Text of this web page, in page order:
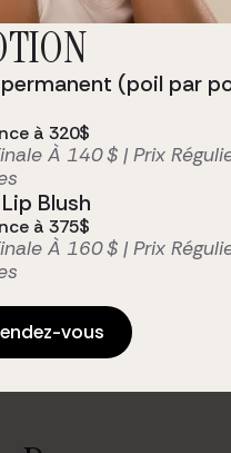
rendez-vous
(poil par
à 320$
À 140 $ | Prix
Blush
à 375$
À 160 $ | Prix
vous